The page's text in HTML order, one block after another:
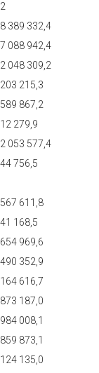
2
8 389 332,4
7 088 942,4
2 048 309,2
203 215,3
589 867,2
12 279,9
2 053 577,4
44 756,5
567 611,8
41 168,5
654 969,6
490 352,9
164 616,7
873 187,0
984 008,1
859 873,1
124 135,0